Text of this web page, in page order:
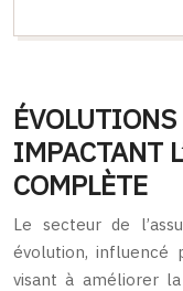
IMPACTANT
COMPLÈTE
Le secteur de
évolution, influencé
visant à améliorer